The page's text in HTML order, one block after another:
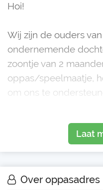
Hoi!
Wij zijn de ouders
ondernemende
zoontje van 2
oppas/speelmaatje,
om ons te
We denken aan zo'n
a 3/4 uur per week.
We wonen in
hoek en de speeltuin.
Laat
Over oppasadres